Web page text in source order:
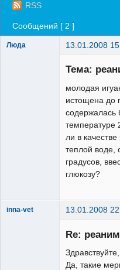
RSS
Сообщений [ 2 ]
Люда 13.01.2008
Зарегистрированный
Тема:
молодая
истощена до
содержалась
температуре
ли в
теплой воде,
градусов,
глюкозу?
inna-vet 13.01.2008
Зарегистрированный
Re:
Да, такие